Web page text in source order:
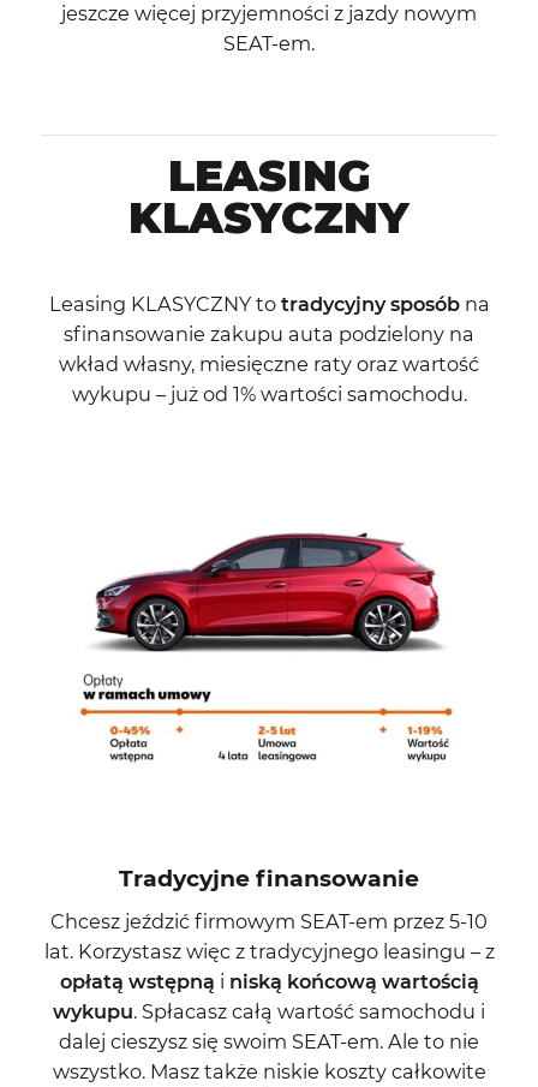
jeszcze więcej przyjemności z jazdy nowym
SEAT-em.
LEASING
KLASYCZNY
Leasing KLASYCZNY to tradycyjny sposóbna
sfinansowanie zakupu auta podzielony na
wkład własny, miesięczne raty oraz wartość
wykupu – już od 1% wartości samochodu.
Tradycyjne finansowanie
Chcesz jeździć firmowym SEAT-em przez 5-10
lat. Korzystasz więc z tradycyjnego leasingu – z
opłatą wstępną i niską końcową wartością
wykupu. Spłacasz całą wartość samochodu i
dalej cieszysz się swoim SEAT-em. Ale to nie
wszystko. Masz także niskie koszty całkowite